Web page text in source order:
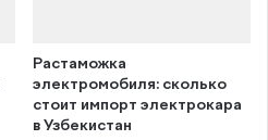
Растаможка
электромобиля: сколько
стоит импорт электрокара
в Узбекистан